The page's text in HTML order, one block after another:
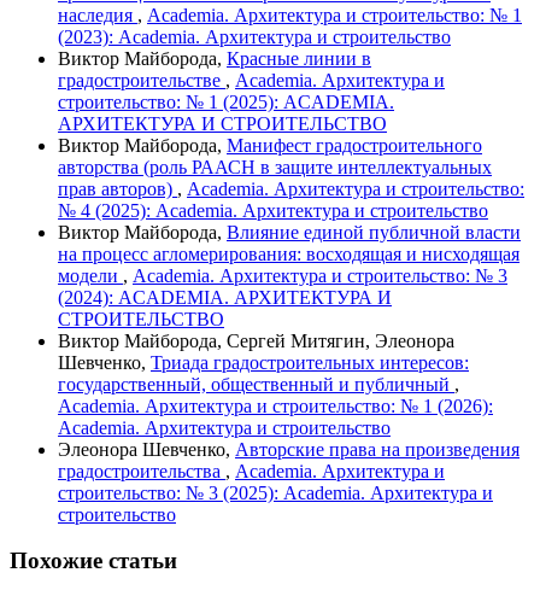
наследия , Academia. Архитектура и строительство: № 1
(2023): Academia. Архитектура и строительство
Виктор Майборода, Красные линии в
градостроительстве , Academia. Архитектура и
строительство: № 1 (2025): ACADEMIA.
АРХИТЕКТУРА И СТРОИТЕЛЬСТВО
Виктор Майборода, Манифест градостроительного
авторства (роль РААСН в защите интеллектуальных
прав авторов) , Academia. Архитектура и строительство:
№ 4 (2025): Academia. Архитектура и строительство
Виктор Майборода, Влияние единой публичной власти
на процесс агломерирования: восходящая и нисходящая
модели , Academia. Архитектура и строительство: № 3
(2024): ACADEMIA. АРХИТЕКТУРА И
СТРОИТЕЛЬСТВО
Виктор Майборода, Сергей Митягин, Элеонора
Шевченко, Триада градостроительных интересов:
государственный, общественный и публичный ,
Academia. Архитектура и строительство: № 1 (2026):
Academia. Архитектура и строительство
Элеонора Шевченко, Авторские права на произведения
градостроительства , Academia. Архитектура и
строительство: № 3 (2025): Academia. Архитектура и
строительство
Похожие статьи